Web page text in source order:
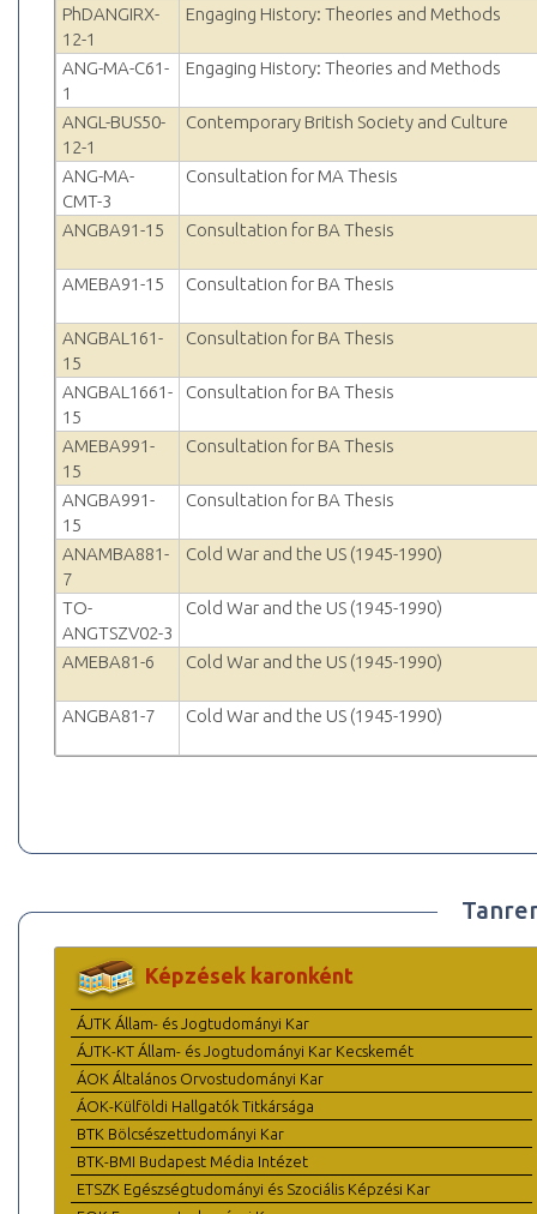
PhDANGIRX-
12-1
Engaging History: Theories and Methods
ANG-MA-C61-
1
Engaging History: Theories and Methods
ANGL-BUS50-
12-1
Contemporary British Society and Culture
ANG-MA-
CMT-3
Consultation for MA Thesis
ANGBA91-15 Consultation for BA Thesis
AMEBA91-15 Consultation for BA Thesis
ANGBAL161-
15
Consultation for BA Thesis
ANGBAL1661-
15
Consultation for BA Thesis
AMEBA991-
15
Consultation for BA Thesis
ANGBA991-
15
Consultation for BA Thesis
ANAMBA881-
7
Cold War and the US (1945-1990)
TO-
ANGTSZV02-3
Cold War and the US (1945-1990)
AMEBA81-6 Cold War and the US (1945-1990)
ANGBA81-7 Cold War and the US (1945-1990)
Képzések karonként
ÁJTK Állam- és Jogtudományi Kar
ÁJTK-KT Állam- és Jogtudományi Kar Kecskemét
ÁOK Általános Orvostudományi Kar
ÁOK-Külföldi Hallgatók Titkársága
BTK Bölcsészettudományi Kar
BTK-BMI Budapest Média Intézet
ETSZK Egészségtudományi és Szociális Képzési Kar